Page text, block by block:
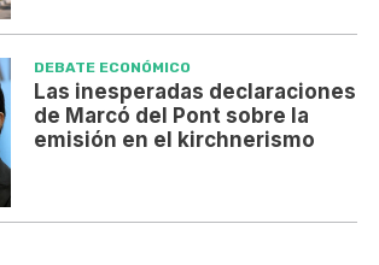
DEBATE ECONÓMICO
Las inesperadas declaraciones
de Marcó del Pont sobre la
emisión en el kirchnerismo